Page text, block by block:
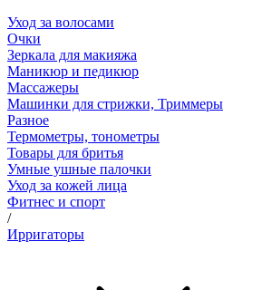
Уход за волосами
Очки
Зеркала для макияжа
Маникюр и педикюр
Массажеры
Машинки для стрижки, Триммеры
Разное
Термометры, тонометры
Товары для бритья
Умные ушные палочки
Уход за кожей лица
Фитнес и спорт
/
Ирригаторы